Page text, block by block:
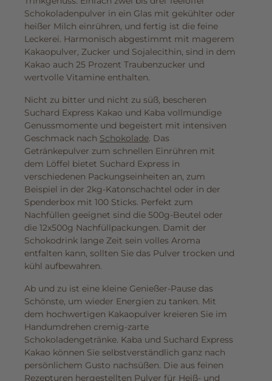
Schokoladenpulver in ein Glas mit gekühlter oder
heißer Milch einrühren, und fertig ist die feine
Leckerei. Harmonisch abgestimmt mit magerem
Kakaopulver, Zucker und Sojalecithin, sind in dem
Kakao auch 25 Prozent Traubenzucker und
wertvolle Vitamine enthalten.
Nicht zu bitter und nicht zu süß, bescheren
Suchard Express Kakao und Kaba vollmundige
Genussmomente und begeistert mit intensiven
Geschmack nach Schokolade. Das
Getränkepulver zum schnellen Einrühren mit
dem Löffel bietet Suchard Express in
verschiedenen Packungseinheiten an, zum
Beispiel in der 2kg-Katonschachtel oder in der
Spenderbox mit 100 Sticks. Perfekt zum
Nachfüllen geeignet sind die 500g-Beutel oder
die 12x500g Nachfüllpackungen. Damit der
Schokodrink lange Zeit sein volles Aroma
entfalten kann, sollten Sie das Pulver trocken und
kühl aufbewahren.
Ab und zu ist eine kleine Genießer-Pause das
Schönste, um wieder Energien zu tanken. Mit
dem hochwertigen Kakaopulver kreieren Sie im
Handumdrehen cremig-zarte
Schokoladengetränke. Kaba und Suchard Express
Kakao können Sie selbstverständlich ganz nach
persönlichem Gusto nachsüßen. Die aus feinen
Rezepturen hergestellten Pulver für Heiß- und